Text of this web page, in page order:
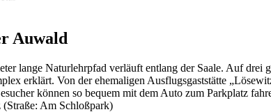
Auwald
lange Naturlehrpfad verläuft entlang der Saale. Auf
erklärt. Von der ehemaligen Ausflugsgaststätte
können so bequem mit dem Auto zum Parkplatz
(Straße: Am Schloßpark)